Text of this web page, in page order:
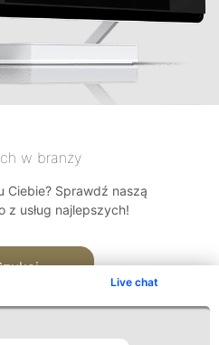
Live chat
w branży
Ciebie? Sprawdź naszą
z usług najlepszych!